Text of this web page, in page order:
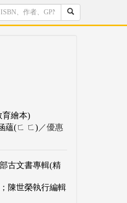
育繪本)
蘊(ㄈ ㄈ) ／優惠
古文書專輯(精
陳世榮執行編輯